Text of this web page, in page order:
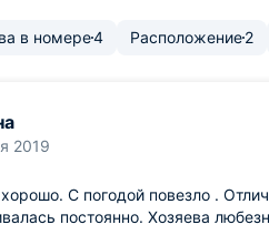
в номере4 Расположение2
2019
С погодой повезло .
постоянно. Хозяева